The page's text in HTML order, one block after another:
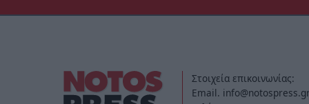
Στοιχεία επικοινωνίας:
Email. info@notospress.gr